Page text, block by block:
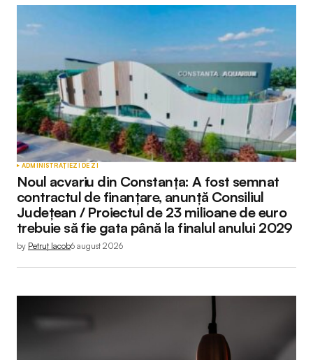
Adresa ta de email nu va fi publicată. Câmpurile
obligatorii sunt marcate cu
Comment*
Your Name*
Your E-mail*
ADMINISTRAȚIEZI DE ZI
Noul acvariu din Constanța: A fost semnat
contractul de finanțare, anunță Consiliul
Județean / Proiectul de 23 milioane de euro
trebuie să fie gata până la finalul anului 2029
by Petruț Iacob6 august 2026